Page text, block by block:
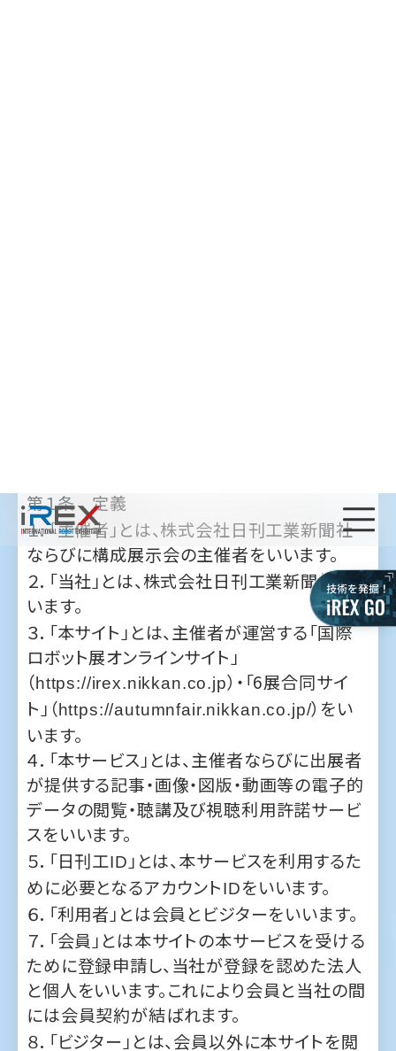
２．「当社」とは、株式会社日刊工業新聞社をい
います。
３．「本サイト」とは、主催者が運営する「国際
ロボット展オンラインサイト」
（https://irex.nikkan.co.jp
）・「6展合同サイ
ト」（https://autumnfair.nikkan.co.jp/）をい
います。
４．「本サービス」とは、主催者ならびに出展者
が提供する記事・画像・図版・動画等の電子的
データの閲覧・聴講及び視聴利用許諾サービ
スをいいます。
５．「日刊工ID」とは、本サービスを利用するた
めに必要となるアカウントIDをいいます。
６．「利用者」とは会員とビジターをいいます。
７．「会員」とは本サイトの本サービスを受ける
ために登録申請し、当社が登録を認めた法人
と個人をいいます。これにより会員と当社の間
には会員契約が結ばれます。
８．「ビジター」とは、会員以外に本サイトを閲
覧・利用する法人もしくは個人をいいます。
９．「個人認証情報」とは、日刊工
工 IDとあわせて使用するパスワードその他の